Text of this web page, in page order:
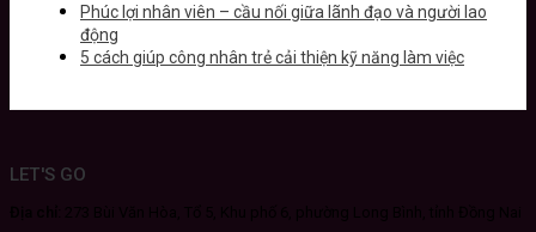
Phúc lợi nhân viên – cầu nối giữa lãnh đạo và người lao
động
5 cách giúp công nhân trẻ cải thiện kỹ năng làm việc
LET'S GO